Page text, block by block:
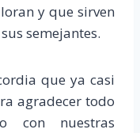
y que sirven
semejantes.
que ya casi
agradecer todo
con nuestras